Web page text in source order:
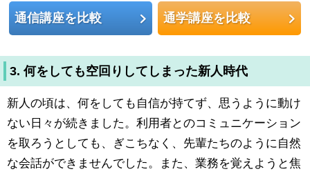
通信講座を比較 通学講座を比較
3. 何をしても空回りしてしまった新人時代
新人の頃は、何をしても自信が持てず、思うように動け
ない日々が続きました。利用者とのコミュニケーション
を取ろうとしても、ぎこちなく、先輩たちのように自然
な会話ができませんでした。また、業務を覚えようと焦